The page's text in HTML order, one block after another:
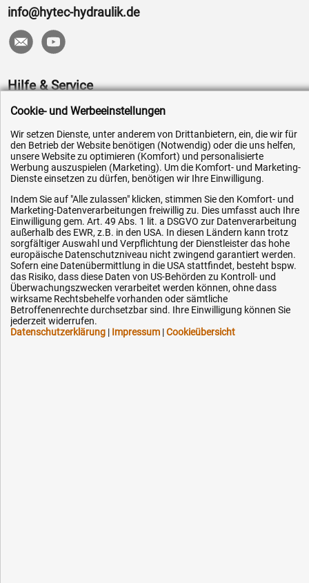
info@hytec-hydraulik.de
Hilfe & Service
Versandkosten
Zahlungsarten
Service
AGB / Widerrufsrecht
Datenschutz
Impressum
Karriere
OEM-Ersatzteile
Technik-Hilfe
Downloads
Kontakt
Cookie- und Werbeeinstellungen
Wir setzen Dienste, unter anderem von Drittanbietern, ein, die wir für
den Betrieb der Website benötigen (Notwendig) oder die uns helfen,
unsere Website zu optimieren (Komfort) und personalisierte
Werbung auszuspielen (Marketing). Um die Komfort- und Marketing-
Dienste einsetzen zu dürfen, benötigen wir Ihre Einwilligung.
Indem Sie auf "Alle zulassen" klicken, stimmen Sie den Komfort- und
Marketing-Datenverarbeitungen freiwillig zu. Dies umfasst auch Ihre
Einwilligung gem. Art. 49 Abs. 1 lit. a DSGVO zur Datenverarbeitung
außerhalb des EWR, z.B. in den USA. In diesen Ländern kann trotz
sorgfältiger Auswahl und Verpflichtung der Dienstleister das hohe
europäische Datenschutzniveau nicht zwingend garantiert werden.
Sofern eine Datenübermittlung in die USA stattfindet, besteht bspw.
das Risiko, dass diese Daten von US-Behörden zu Kontroll- und
Überwachungszwecken verarbeitet werden können, ohne dass
wirksame Rechtsbehelfe vorhanden oder sämtliche
Betroffenenrechte durchsetzbar sind. Ihre Einwilligung können Sie
jederzeit widerrufen.
Datenschutzerklärung | Impressum |Cookieübersicht